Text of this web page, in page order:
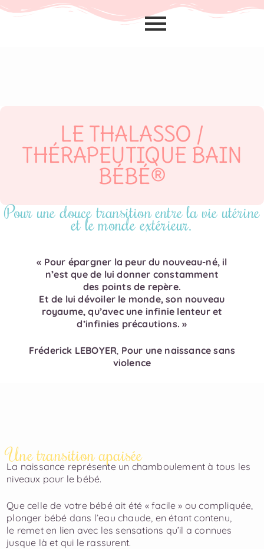
LE THALASSO /
THÉRAPEUTIQUE BAIN
BÉBÉ®
Pour une douce transition entre la vie utérine
et le monde extérieur.
« Pour épargner la peur du nouveau-né, il
n’est que de lui donner ​constamment
des points de repère.
Et de lui dévoiler le monde, son nouveau
royaume, qu’avec une ​infinie lenteur et
d’infinies précautions. »
Fréderick LEBOYER Pour une naissance sans
violence
Une transition apaisée
La naissance représente un chamboulement à tous les
niveaux pour ​le bébé.
Que celle de votre bébé ait été « facile » ou compliquée,
plonger bébé ​dans l’eau chaude, en étant contenu,
le remet en lien avec les ​sensations qu’il a connues
jusque là et qui le rassurent.